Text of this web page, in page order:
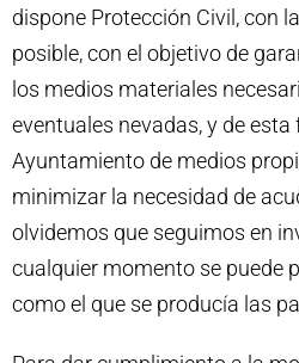
dispone Protección Civil, con
posible, con el objetivo de
los medios materiales
eventuales nevadas, y de
Ayuntamiento de medios
minimizar la necesidad de
olvidemos que seguimos en
cualquier momento se puede
como el que se producía las